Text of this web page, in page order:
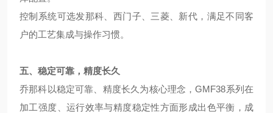
控制系统可选发那科、西门子、三菱、新代，满足不同客
户的工艺集成与操作习惯。
五、稳定可靠 ， 精度长久
乔那科以稳定可靠、精度长久为核心理念，GMF38系列在
加工强度、运行效率与精度稳定性方面形成出色平衡，成